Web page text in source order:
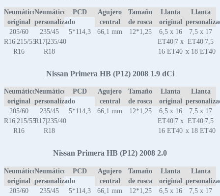
Neumático
original
Neumático
personalizado
PCD
Agujero
central
Tamaño
de rosca
Llanta
original
Llanta
205/60
R16|215/55
R16
235/45
R17|235/40
R18
5*114,3 66,1 mm 12*1,25
6,5 x 16
ET40|7 x
16 ET40
7,5 x 17
ET40|7,5
x 18 ET40
Nissan Primera HB (P12) 2008 1.9 dCi
Neumático
original
Neumático
personalizado
PCD
Agujero
central
Tamaño
de rosca
Llanta
original
Llanta
205/60
R16|215/55
R16
235/45
R17|235/40
R18
5*114,3 66,1 mm 12*1,25
6,5 x 16
ET40|7 x
16 ET40
7,5 x 17
ET40|7,5
x 18 ET40
Nissan Primera HB (P12) 2008 2.0
Neumático
original
Neumático
personalizado
PCD
Agujero
central
Tamaño
de rosca
Llanta
original
Llanta
205/60
235/45
5*114,3 66,1 mm 12*1,25
6,5 x 16
7,5 x 17